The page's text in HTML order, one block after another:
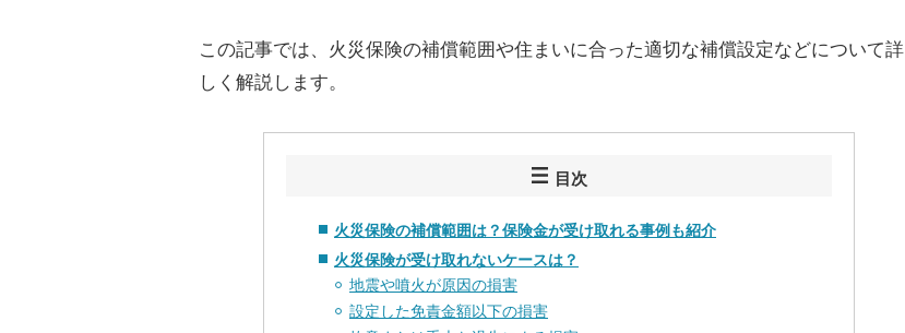
この記事では、火災保険の補償範囲や住まいに合った適切な補償設定などについて詳
しく解説します。
目次
火災保険の補償範囲は？保険金が受け取れる事例も紹介
火災保険が受け取れないケースは？
地震や噴火が原因の損害
設定した免責金額以下の損害